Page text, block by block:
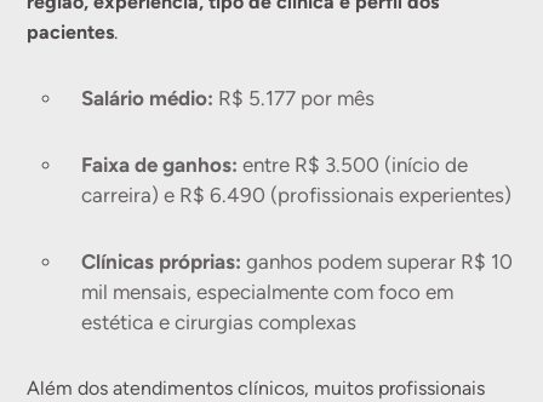
pacientes.
Salário médio: R$ 5.177 por mês
Faixa de ganhos: entre R$ 3.500 (início de
carreira) e R$ 6.490 (profissionais experientes)
Clínicas próprias: ganhos podem superar R$ 10
mil mensais, especialmente com foco em
estética e cirurgias complexas
Além dos atendimentos clínicos, muitos profissionais